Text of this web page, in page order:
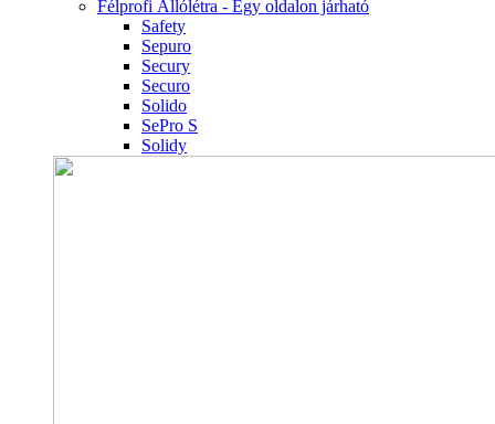
Félprofi Állólétra - Egy oldalon járható
Safety
Sepuro
Secury
Securo
Solido
SePro S
Solidy